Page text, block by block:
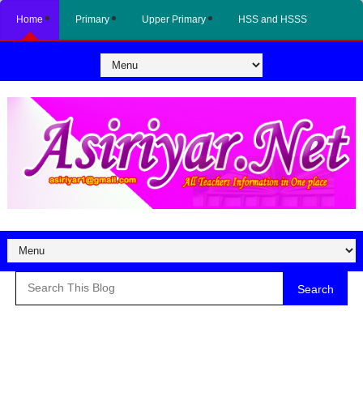
Home Primary Upper Primary HSS and HSSS
Search